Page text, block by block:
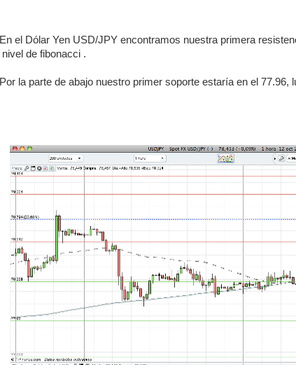
En el Dólar Yen USD/JPY encontramos nuestra primera
nivel de fibonacci .
Por la parte de abajo nuestro primer soporte estaría en el 77.96,